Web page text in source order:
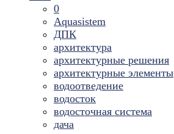
0
Aquasistem
ДПК
архитектура
архитектурные решения
архитектурные элементы
водоотведение
водосток
водосточная система
дача